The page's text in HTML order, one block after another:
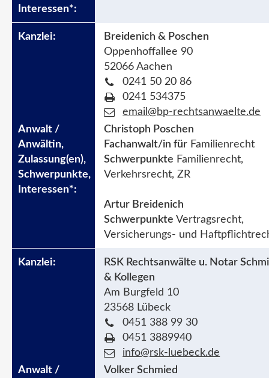
Breidenich & Poschen
Oppenhoffallee 90
52066 Aachen
0241 50 20 86
0241 534375
email@bp-rechtsanwaelte.de
Christoph Poschen
Fachanwalt/in für Familienrecht
Schwerpunkte Familienrecht,
Verkehrsrecht, ZR
Artur Breidenich
Schwerpunkte Vertragsrecht,
Versicherungs- und
RSK Rechtsanwälte u. Notar
& Kollegen
Am Burgfeld 10
23568 Lübeck
0451 388 99 30
0451 3889940
info@rsk-luebeck.de
Volker Schmied